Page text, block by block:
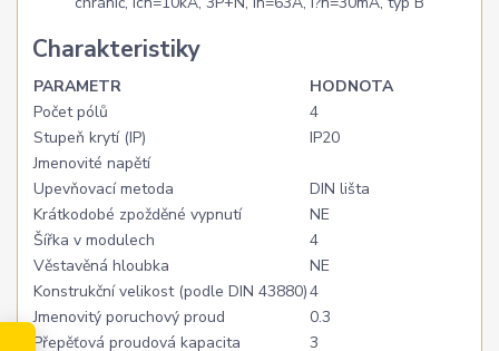
Charakteristiky
PARAMETR
HODNOTA
Počet pólů
4
Stupeň krytí (IP)
IP20
Jmenovité napětí
Upevňovací metoda
DIN lišta
Krátkodobé zpožděné vypnutí
NE
Šířka v modulech
4
Věstavěná hloubka
NE
Konstrukční velikost (podle DIN 43880)4
Jmenovitý poruchový proud
0.3
Přepěťová proudová kapacita
3